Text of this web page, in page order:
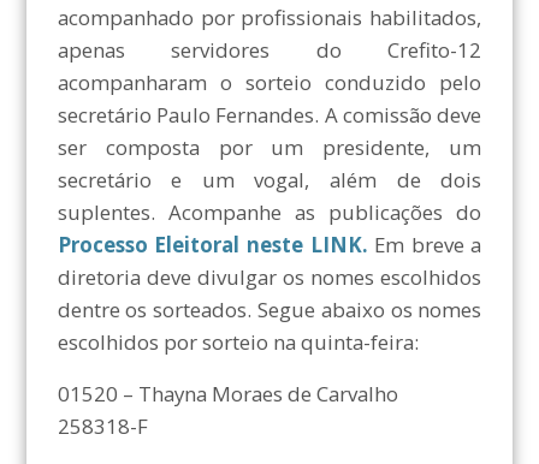
acompanhado por profissionais habilitados,
apenas servidores do Crefito-12
acompanharam o sorteio conduzido pelo
secretário Paulo Fernandes. A comissão deve
ser composta por um presidente, um
secretário e um vogal, além de dois
suplentes. Acompanhe as publicações do
Processo Eleitoral neste LINK. Em breve a
diretoria deve divulgar os nomes escolhidos
dentre os sorteados. Segue abaixo os nomes
escolhidos por sorteio na quinta-feira:
01520 – Thayna Moraes de Carvalho
258318-F